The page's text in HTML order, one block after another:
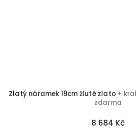
Zlatý náramek 19cm žluté zlato +
zdarma
8 684 Kč